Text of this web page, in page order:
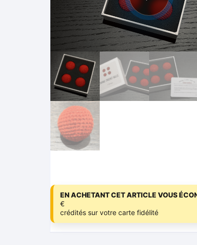
EN ACHETANT CET ARTICLE VOUS
€
crédités sur votre carte fidélité